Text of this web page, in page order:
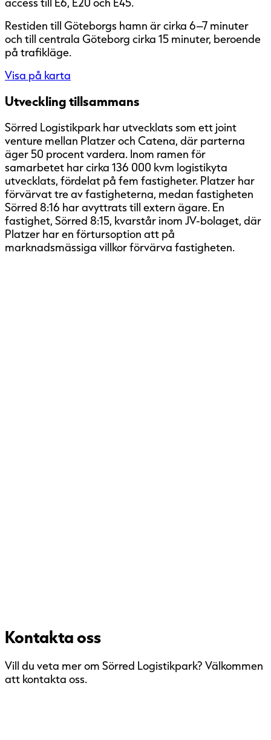
Restiden till Göteborgs hamn är cirka 6–7 minuter
och till centrala Göteborg cirka 15 minuter, beroende
på trafikläge.
Visa på karta
Utveckling tillsammans
Sörred Logistikpark har utvecklats som ett joint
venture mellan Platzer och Catena, där parterna
äger 50 procent vardera. Inom ramen för
samarbetet har cirka 136 000 kvm logistikyta
utvecklats, fördelat på fem fastigheter. Platzer har
förvärvat tre av fastigheterna, medan fastigheten
Sörred 8:16 har avyttrats till extern ägare. En
fastighet, Sörred 8:15, kvarstår inom JV-bolaget, där
Platzer har en förtursoption att på
marknadsmässiga villkor förvärva fastigheten.
Kontakta oss
Vill du veta mer om Sörred Logistikpark? Välkommen
att kontakta oss.